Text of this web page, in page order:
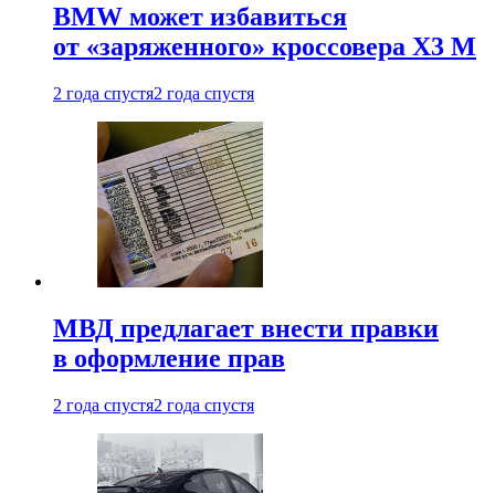
BMW может избавиться
от «заряженного» кроссовера X3 M
2 года спустя2 года спустя
МВД предлагает внести правки
в оформление прав
2 года спустя2 года спустя